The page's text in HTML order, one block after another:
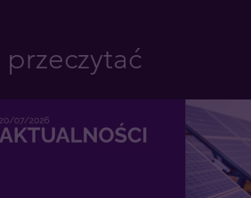
przeczytać